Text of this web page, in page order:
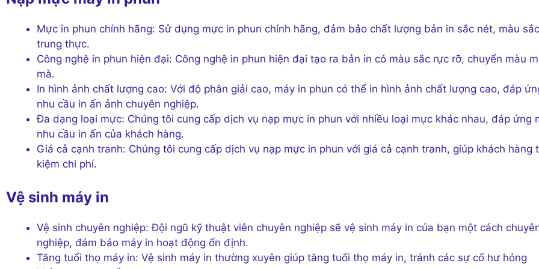
Mực in phun chính hãng: Sử dụng mực in phun chính hãng, đảm bảo chất lượng bản in sắc nét, màu sắc
trung thực.
Công nghệ in phun hiện đại: Công nghệ in phun hiện đại tạo ra bản in có màu sắc rực rỡ, chuyển màu
mà.
In hình ảnh chất lượng cao: Với độ phân giải cao, máy in phun có thể in hình ảnh chất lượng cao, đáp
nhu cầu in ấn ảnh chuyên nghiệp.
Đa dạng loại mực: Chúng tôi cung cấp dịch vụ nạp mực in phun với nhiều loại mực khác nhau, đáp ứng
nhu cầu in ấn của khách hàng.
Giá cả cạnh tranh: Chúng tôi cung cấp dịch vụ nạp mực in phun với giá cả cạnh tranh, giúp khách hàng
kiệm chi phí.
Vệ sinh máy in
Vệ sinh chuyên nghiệp: Đội ngũ kỹ thuật viên chuyên nghiệp sẽ vệ sinh máy in của bạn một cách
nghiệp, đảm bảo máy in hoạt động ổn định.
Tăng tuổi thọ máy in: Vệ sinh máy in thường xuyên giúp tăng tuổi thọ máy in, tránh các sự cố hư hỏng